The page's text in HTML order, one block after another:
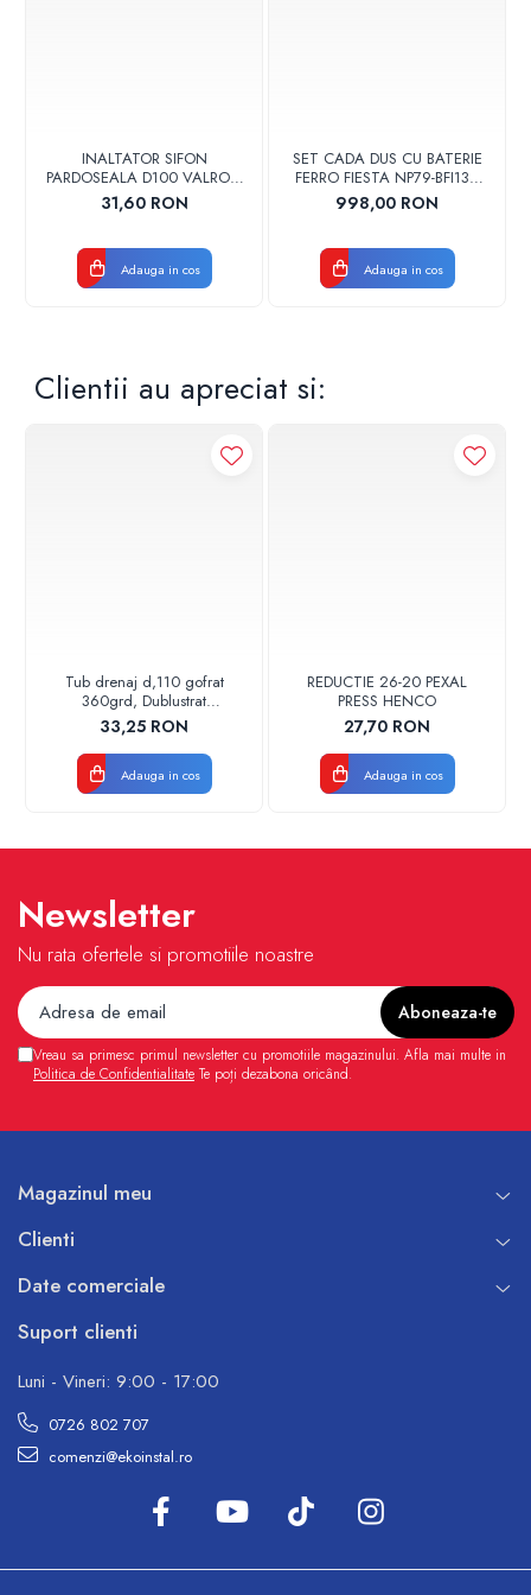
INALTATOR SIFON
PARDOSEALA D100 VALROM
17001900004
31,60 RON
Adauga in cos
SET CADA DUS CU BATERIE
FERRO FIESTA NP79-BFI13U
CROM
998,00 RON
Adauga in cos
Clientii au apreciat si:
Tub drenaj d,110 gofrat
360grd, Dublustrat
verde/negru 110152 Drainkit
33,25 RON
Adauga in cos
REDUCTIE 26-20 PEXAL
PRESS HENCO
27,70 RON
Adauga in cos
Newsletter
Nu rata ofertele si promotiile noastre
Vreau sa primesc primul newsletter cu promotiile magazinului. Afla mai multe in
Politica de Confidentialitate Te poți dezabona oricând.
Magazinul meu
Clienti
Date comerciale
Suport clienti
Luni - Vineri: 9:00 - 17:00
0726 802 707
comenzi@ekoinstal.ro